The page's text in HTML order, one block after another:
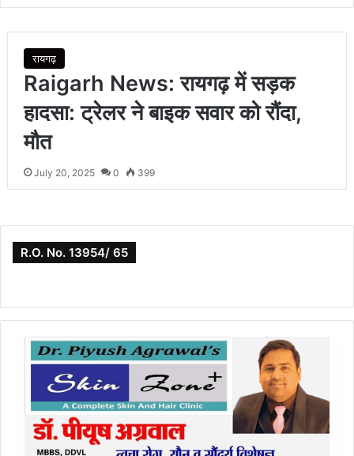
रायगढ़
Raigarh News: रायगढ़ में सड़क
हादसा: ट्रेलर ने बाइक सवार को रौंदा,
मौत
July 20, 2025 0 399
R.O. No. 13954/ 65